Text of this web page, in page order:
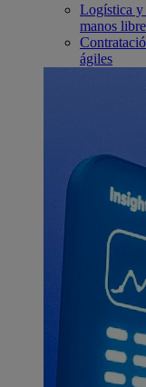
Logística y
manos
ágiles